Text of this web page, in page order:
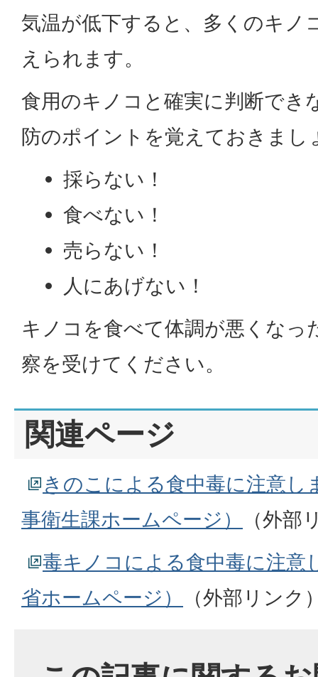
気温が低下すると、多くのキノ
えられます。
食用のキノコと確実に判断でき
防のポイントを覚えておきまし
採らない！
食べない！
売らない！
人にあげない！
キノコを食べて体調が悪くなっ
察を受けてください。
関連ページ
きのこによる食中毒に注意し
事衛生課ホームページ）
（外部
毒キノコによる食中毒に注意
省ホームページ）
（外部リンク